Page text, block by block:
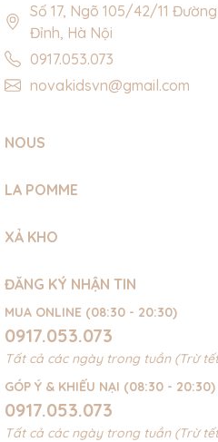
Số 17, Ngõ 105/42/11
Đỉnh, Hà Nội
0917.053.073
novakidsvn@gmail.com
NOUS
LA POMME
XẢ KHO
ĐĂNG KÝ NHẬN TIN
MUA ONLINE (08:30 - 20:30)
0917.053.073
Tất cả các ngày trong tuần (Trừ
GÓP Ý & KHIẾU NẠI (08:30 - 20:30)
0917.053.073
Tất cả các ngày trong tuần (Trừ